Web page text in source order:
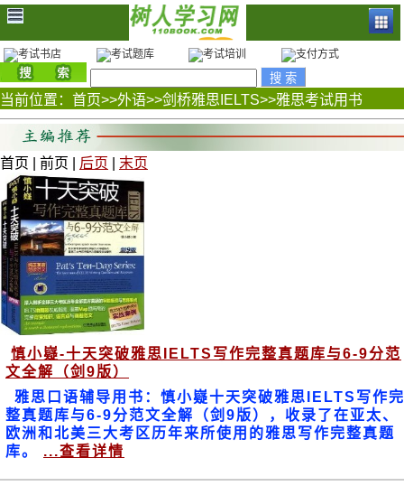
当前位置： 首页>>外语>>剑桥雅思IELTS>>雅思考试用书
首页 | 前页 | 后页 末页
慎小嶷-十天突破雅思IELTS写作完整真题库与6-9分范
文全解（剑9版）
雅思口语辅导用书：慎小嶷十天突破雅思IELTS写作完
整真题库与6-9分范文全解（剑9版），收录了在亚太、
欧洲和北美三大考区历年来所使用的雅思写作完整真题
库。
...查看详情